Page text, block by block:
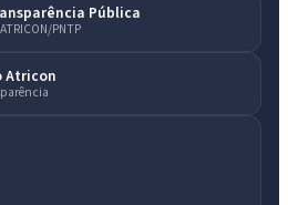
Pública
PNTP
Atricon